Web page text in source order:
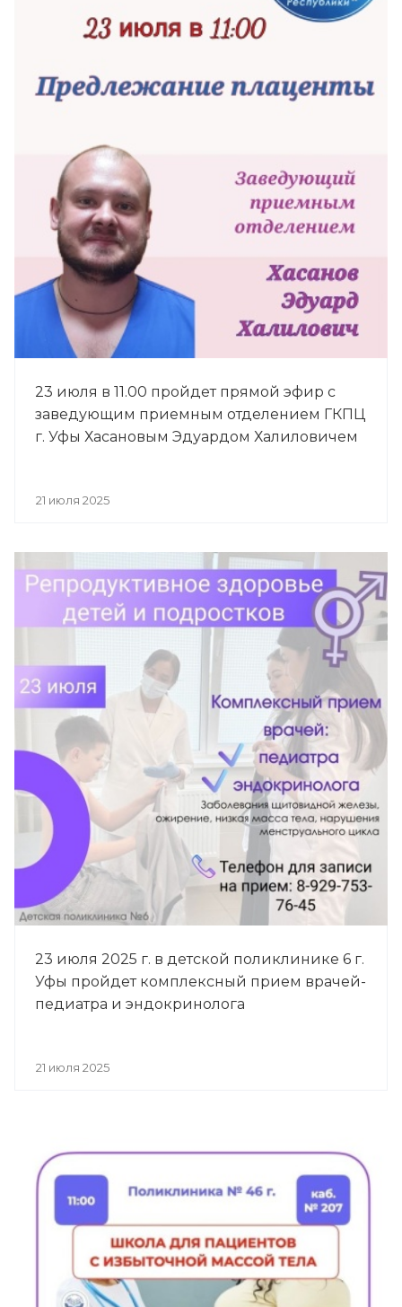
23 июля в 11.00 пройдет прямой эфир с
заведующим приемным отделением ГКПЦ
г. Уфы Хасановым Эдуардом Халиловичем
21 июля 2025
23 июля 2025 г. в детской поликлинике 6 г.
Уфы пройдет комплексный прием врачей-
педиатра и эндокринолога
21 июля 2025